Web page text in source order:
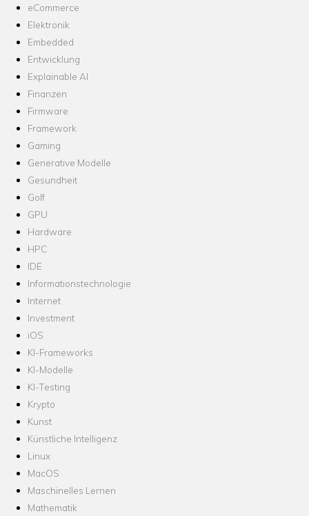
eCommerce
Elektronik
Embedded
Entwicklung
Explainable AI
Finanzen
Firmware
Framework
Gaming
Generative Modelle
Gesundheit
Golf
GPU
Hardware
HPC
IDE
Informationstechnologie
Internet
Investment
iOS
KI-Frameworks
KI-Modelle
KI-Testing
Krypto
Kunst
Künstliche Intelligenz
Linux
MacOS
Maschinelles Lernen
Mathematik